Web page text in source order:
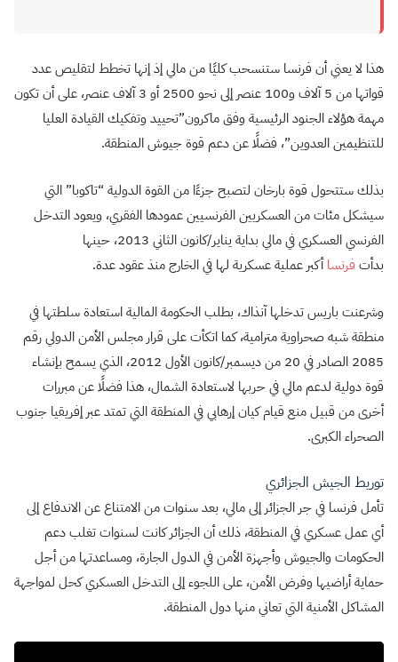
هذا لا يعني أن فرنسا ستنسحب كليًا من مالي إذ إنها تخطط لتقليص عدد
قواتها من 5 آلاف و100 عنصر إلى نحو 2500 أو 3 آلاف عنصر، على أن تكون
مهمة هؤلاء الجنود الرئيسية وفق ماكرون”تحييد وتفكيك القيادة العليا
للتنظيمين العدوين”، فضلًا عن دعم قوة جيوش المنطقة.
بذلك ستتحول قوة بارخان لتصبح جزءًا من القوة الدولية “تاكوبا” التي
سيشكل مئات من العسكريين الفرنسيين عمودها الفقري، ويعود التدخل
الفرنسي العسكري في مالي بداية يناير/كانون الثاني 2013، حينها
بدأت فرنساأكبر عملية عسكرية لها في الخارج منذ عقود عدة.
وشرعنت باريس تدخلها آنذاك، بطلب الحكومة المالية استعادة سلطتها في
منطقة شبه صحراوية مترامية، كما اتكأت على قرار مجلس الأمن الدولي رقم
2085 الصادر في 20 من ديسمبر/كانون الأول 2012، الذي يسمح بإنشاء
قوة دولية لدعم مالي في حربها لاستعادة الشمال، هذا فضلًا عن مبررات
أخرى من قبيل منع قيام كيان إرهابي في المنطقة التي تمتد عبر إفريقيا جنوب
الصحراء الكبرى.
توريط الجيش الجزائري
تأمل فرنسا في جر الجزائر إلى مالي، بعد سنوات من الامتناع عن الاندفاع إلى
أي عمل عسكري في المنطقة، ذلك أن الجزائر كانت لسنوات تغلب دعم
الحكومات والجيوش وأجهزة الأمن في الدول الجارة، ومساعدتها من أجل
حماية أراضيها وفرض الأمن، على اللجوء إلى التدخل العسكري كحل لمواجهة
المشاكل الأمنية التي تعاني منها دول المنطقة.